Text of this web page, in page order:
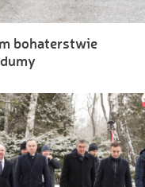
bohaterstwie